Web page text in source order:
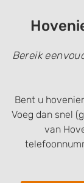
Bereik
Bent u
Voeg dan snel
van